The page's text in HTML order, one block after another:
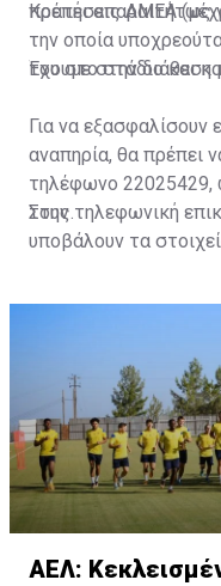
πρέπει απαραιτήτως
την οποία
του στο στάδιο και
Κρατήσεις ΑΜΕΑ
Έχουμε στην διάθεση
Για να
αναπηρία, θα πρέπει
τηλέφωνο 22025429,
τους.
Στην τηλεφωνική
υποβάλουν τα
ονοματεπώνυμο,
ΑΕΛ: